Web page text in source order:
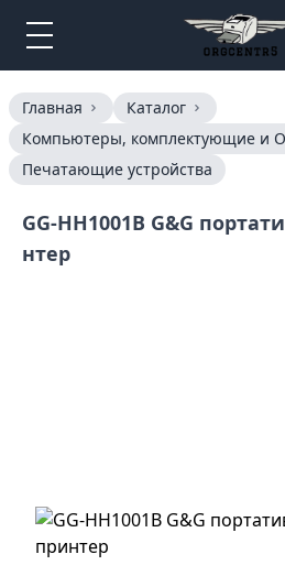
Главная
Каталог
Компьютеры, комплектующие и
Печатающие устройства
GG-HH1001B G&G
нтер